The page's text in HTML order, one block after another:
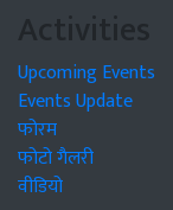
Activities
Upcoming Events
Events Update
फोरम
फोटो गैलरी
वीडियो